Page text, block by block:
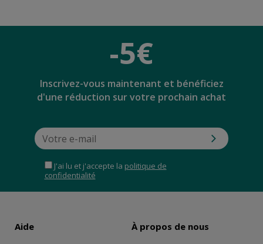
-5€
Inscrivez-vous maintenant et bénéficiez
d'une réduction sur votre prochain achat
J'ai lu et j'accepte la politique de
confidentialité
Aide À propos de nous